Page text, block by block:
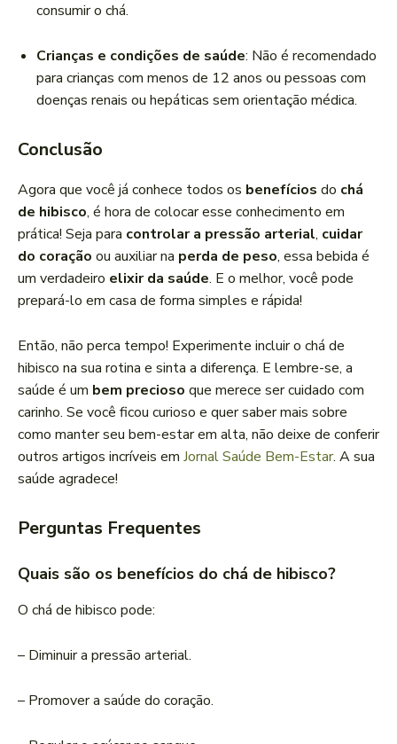
consumir o chá.
Crianças e condições de saúde: Não é recomendado
para crianças com menos de 12 anos ou pessoas com
doenças renais ou hepáticas sem orientação médica.
Conclusão
Agora que você já conhece todos os benefícios do chá
de hibisco, é hora de colocar esse conhecimento em
prática! Seja para controlar a pressão arterial, cuidar
do coração ou auxiliar na perda de peso, essa bebida é
um verdadeiro elixir da saúde. E o melhor, você pode
prepará-lo em casa de forma simples e rápida!
Então, não perca tempo! Experimente incluir o chá de
hibisco na sua rotina e sinta a diferença. E lembre-se, a
saúde é um bem precioso que merece ser cuidado com
carinho. Se você ficou curioso e quer saber mais sobre
como manter seu bem-estar em alta, não deixe de conferir
outros artigos incríveis em Jornal Saúde Bem-Estar. A sua
saúde agradece!
Perguntas Frequentes
Quais são os benefícios do chá de hibisco?
O chá de hibisco pode:
– Diminuir a pressão arterial.
– Promover a saúde do coração.